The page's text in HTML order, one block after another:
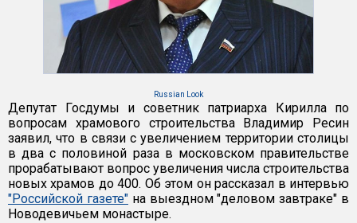
Russian Look
Депутат Госдумы и советник патриарха Кирилла по
вопросам храмового строительства Владимир Ресин
заявил, что в связи с увеличением территории столицы
в два с половиной раза в московском правительстве
прорабатывают вопрос увеличения числа строительства
новых храмов до 400. Об этом он рассказал в интервью
"Российской газете"на выездном "деловом завтраке" в
Новодевичьем монастыре.